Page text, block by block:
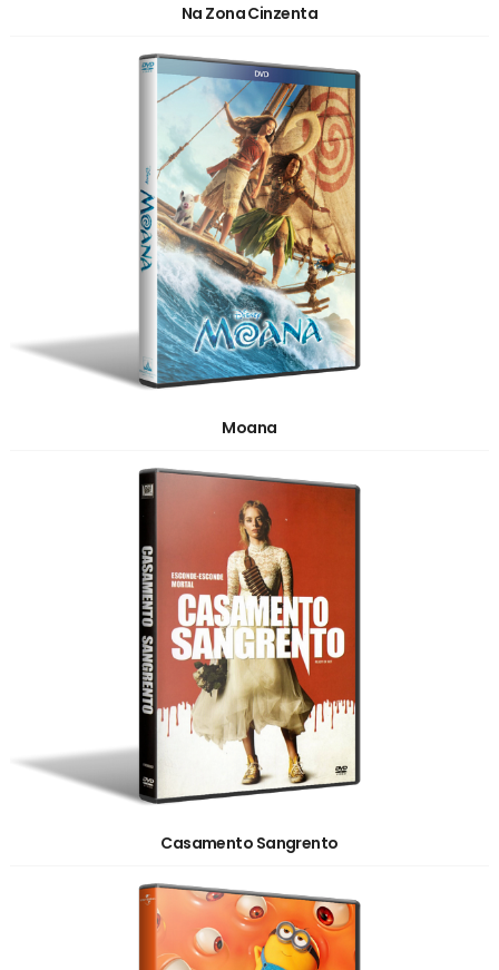
Na Zona Cinzenta
Moana
Casamento Sangrento